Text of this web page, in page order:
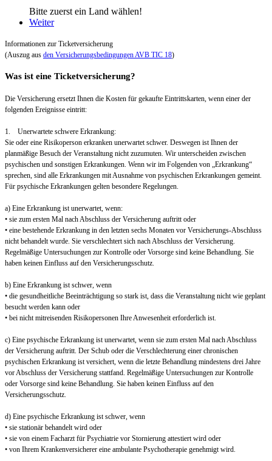
Bitte zuerst ein Land wählen!
Weiter
Informationen zur Ticketversicherung
(Auszug aus den Versicherungsbedingungen AVB TIC 18)
Was ist eine Ticketversicherung?
Die Versicherung ersetzt Ihnen die Kosten für gekaufte Eintrittskarten, wenn einer der
folgenden Ereignisse eintritt:
1. Unerwartete schwere Erkrankung:
Sie oder eine Risikoperson erkranken unerwartet schwer. Deswegen ist Ihnen der
planmäßige Besuch der Veranstaltung nicht zuzumuten. Wir unterscheiden zwischen
psychischen und sonstigen Erkrankungen. Wenn wir im Folgenden von „Erkrankung“
sprechen, sind alle Erkrankungen mit Ausnahme von psychischen Erkrankungen gemeint.
Für psychische Erkrankungen gelten besondere Regelungen.
a) Eine Erkrankung ist unerwartet, wenn:
• sie zum ersten Mal nach Abschluss der Versicherung auftritt oder
• eine bestehende Erkrankung in den letzten sechs Monaten vor Versicherungs-Abschluss
nicht behandelt wurde. Sie verschlechtert sich nach Abschluss der Versicherung.
Regelmäßige Untersuchungen zur Kontrolle oder Vorsorge sind keine Behandlung. Sie
haben keinen Einfluss auf den Versicherungsschutz.
b) Eine Erkrankung ist schwer, wenn
• die gesundheitliche Beeinträchtigung so stark ist, dass die Veranstaltung nicht wie geplant
besucht werden kann oder
• bei nicht mitreisenden Risikopersonen Ihre Anwesenheit erforderlich ist.
c) Eine psychische Erkrankung ist unerwartet, wenn sie zum ersten Mal nach Abschluss
der Versicherung auftritt. Der Schub oder die Verschlechterung einer chronischen
psychischen Erkrankung ist versichert, wenn die letzte Behandlung mindestens drei Jahre
vor Abschluss der Versicherung stattfand. Regelmäßige Untersuchungen zur Kontrolle
oder Vorsorge sind keine Behandlung. Sie haben keinen Einfluss auf den
Versicherungsschutz.
d) Eine psychische Erkrankung ist schwer, wenn
• sie stationär behandelt wird oder
• sie von einem Facharzt für Psychiatrie vor Stornierung attestiert wird oder
• von Ihrem Krankenversicherer eine ambulante Psychotherapie genehmigt wird.